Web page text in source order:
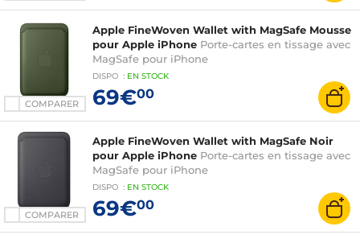
COMPARER
Apple FineWoven Wallet with MagSafe Mousse
pour Apple iPhone Porte-cartes en tissage avec
MagSafe pour iPhone
DISPO : EN STOCK
69€00
COMPARER
Apple FineWoven Wallet with MagSafe Noir
pour Apple iPhone Porte-cartes en tissage avec
MagSafe pour iPhone
DISPO : EN STOCK
69€00